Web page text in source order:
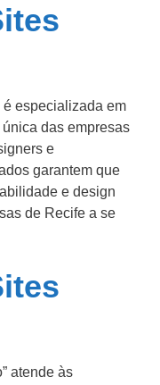
é especializada em
das empresas
e
garantem que
e design
de Recife a se
atende às